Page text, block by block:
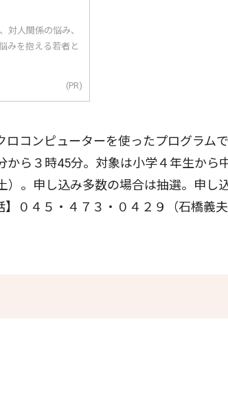
対人関係の悩み、
みを抱える若者と
(PR)
コンピューターを使ったプログラム
から３時45分。対象は小学４年生から
）。申し込み多数の場合は抽選。申し
０４５・４７３・０４２９（石橋義